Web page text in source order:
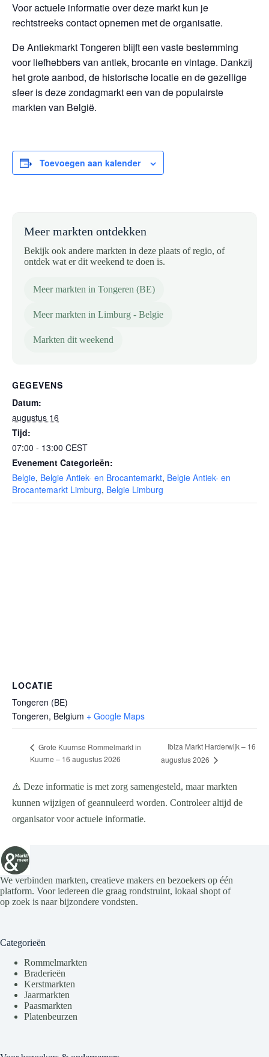
Voor actuele informatie over deze markt kun je
rechtstreeks contact opnemen met de organisatie.
De Antiekmarkt Tongeren blijft een vaste bestemming
voor liefhebbers van antiek, brocante en vintage. Dankzij
het grote aanbod, de historische locatie en de gezellige
sfeer is deze zondagmarkt een van de populairste
markten van België.
Toevoegen aan kalender
Meer markten ontdekken
Bekijk ook andere markten in deze plaats of regio, of
ontdek wat er dit weekend te doen is.
Meer markten in Tongeren (BE)
Meer markten in Limburg - Belgie
Markten dit weekend
GEGEVENS
Datum:
augustus 16
Tijd:
07:00 - 13:00 CEST
Evenement Categorieën:
Belgie, Belgie Antiek- en Brocantemarkt, Belgie Antiek- en
Brocantemarkt Limburg, Belgie Limburg
LOCATIE
Tongeren (BE)
Tongeren, Belgium + Google Maps
Grote Kuurnse Rommelmarkt in
Kuurne – 16 augustus 2026
Ibiza Markt Harderwijk – 16
augustus 2026
⚠️ Deze informatie is met zorg samengesteld, maar markten
kunnen wijzigen of geannuleerd worden. Controleer altijd de
organisator voor actuele informatie.
We verbinden markten, creatieve makers en bezoekers op één
platform. Voor iedereen die graag rondstruint, lokaal shopt of
op zoek is naar bijzondere vondsten.
Categorieën
Rommelmarkten
Braderieën
Kerstmarkten
Jaarmarkten
Paasmarkten
Platenbeurzen